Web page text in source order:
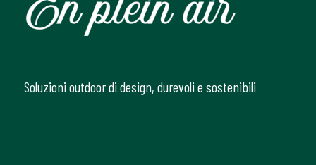
Soluzioni outdoor di design, durevoli e sostenibili